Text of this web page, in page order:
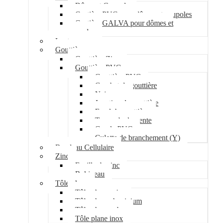
Dôme et Coupole
Costière PVC pour dômes et coupoles
Costière GALVA pour dômes et
coupoles
Lanterneau
Gouttière
Gouttière Zinc
Gouttière PVC
Gouttière PVC
Crochet de gouttière
Naissance
Jonction de gouttière
Fond de gouttière
Tuyau de descente
Coude PVC
Culotte de branchement (Y)
Bandeau Cellulaire
Zinc
Feuille de zinc
Bobineau
Tôle plane
Tôle plane acier
Tôle plane aluminium
Tôle plane galva
Tôle plane inox